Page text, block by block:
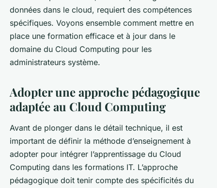
Maxime•27 août 2024•5 min de lecture
données dans le cloud, requiert des compétences
spécifiques. Voyons ensemble comment mettre en
place une formation efficace et à jour dans le
domaine du Cloud Computing pour les
administrateurs système.
Adopter une approche pédagogique
adaptée au Cloud Computing
Avant de plonger dans le détail technique, il est
important de définir la méthode d’enseignement à
adopter pour intégrer l’apprentissage du Cloud
Computing dans les formations IT. L’approche
pédagogique doit tenir compte des spécificités du